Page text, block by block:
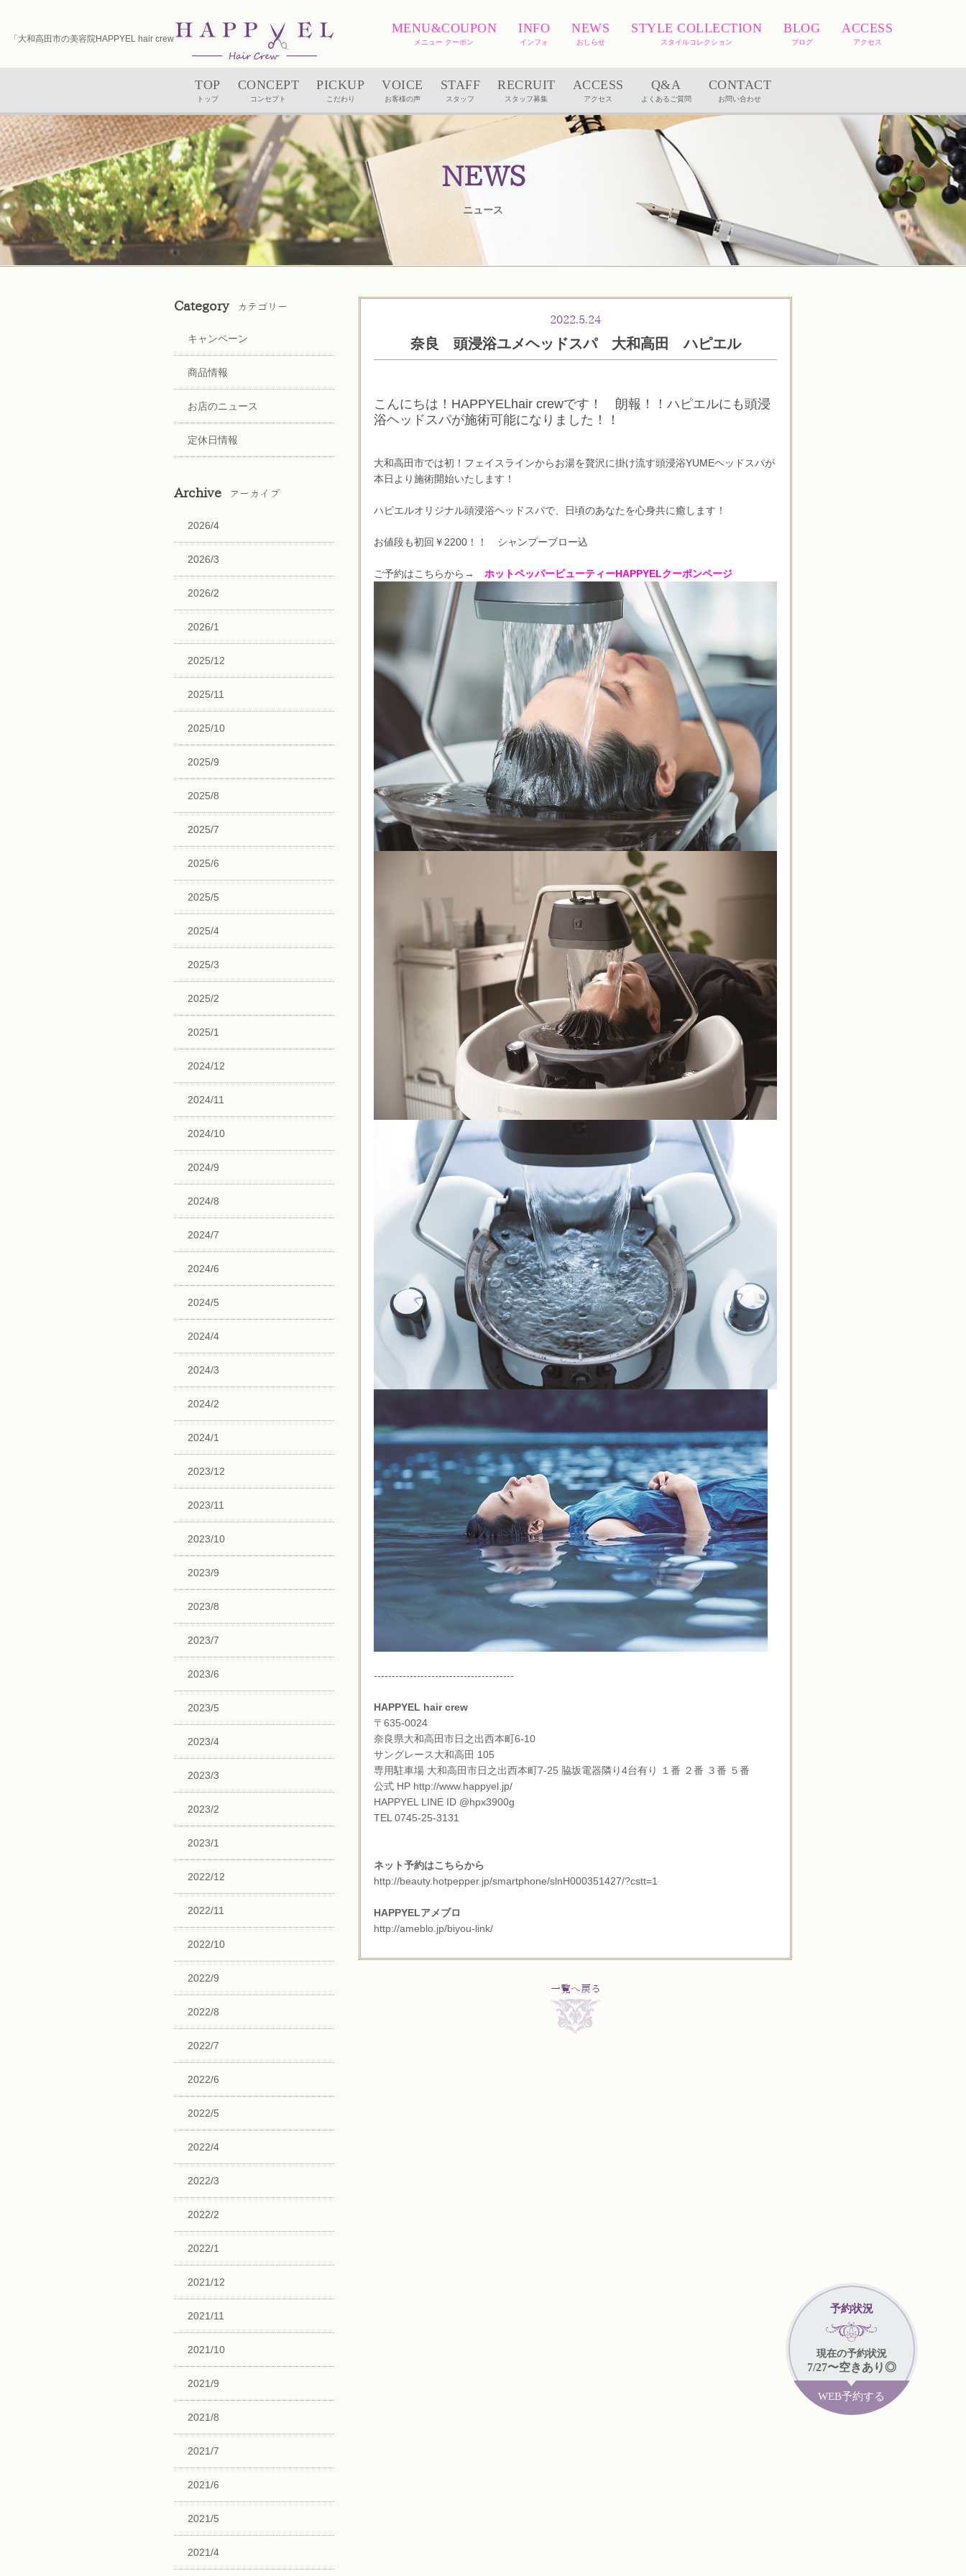
「大和高田市の美容院HAPPYEL hair crew（ハピエル）｜ユルルカヘッドスパ」
MENU&COUPON
メニュー クーポン
INFO
インフォ
NEWS
おしらせ
STYLE COLLECTION
スタイルコレクション
BLOG
ブログ
ACCESS
アクセス
TOP
トップ
CONCEPT
コンセプト
PICKUP
こだわり
VOICE
お客様の声
STAFF
スタッフ
RECRUIT
スタッフ募集
ACCESS
アクセス
Q&A
よくあるご質問
CONTACT
お問い合わせ
予約状況
現在の予約状況
7/27〜空きあり◎
WEB予約する
NEWS
ニュース
2022.5.24
奈良 頭浸浴ユメヘッドスパ 大和高田 ハピエル
こんにちは！HAPPYELhair crewです！ 朗報！！ハピエルにも頭浸
浴ヘッドスパが施術可能になりました！！
大和高田市では初！ フェイスラインからお湯を贅沢に掛け流す頭浸浴YUMEヘッドスパが
本日より施術開始いたします！
ハピエルオリジナル頭浸浴ヘッドスパで、 日頃のあなたを心身共に癒します！
お値段も初回￥2200！！ シャンプーブロー込
ご予約はこちらから→ ホットペッパービューティーHAPPYELクーポンページ
---------------------------------------
HAPPYEL hair crew
〒635-0024
奈良県大和高田市日之出西本町6-10
サングレース大和高田 105
専用駐車場 大和高田市日之出西本町7-25 脇坂電器隣り4台有り １番 ２番 ３番 ５番
公式 HP http://www.happyel.jp/
HAPPYEL LINE ID @hpx3900g
TEL 0745-25-3131
ネット予約はこちらから
http://beauty.hotpepper.jp/smartphone/slnH000351427/?cstt=1
HAPPYELアメブロ
http://ameblo.jp/biyou-link/
一覧へ戻る
Category カテゴリー
キャンペーン
商品情報
お店のニュース
定休日情報
Archive アーカイブ
2026/4
2026/3
2026/2
2026/1
2025/12
2025/11
2025/10
2025/9
2025/8
2025/7
2025/6
2025/5
2025/4
2025/3
2025/2
2025/1
2024/12
2024/11
2024/10
2024/9
2024/8
2024/7
2024/6
2024/5
2024/4
2024/3
2024/2
2024/1
2023/12
2023/11
2023/10
2023/9
2023/8
2023/7
2023/6
2023/5
2023/4
2023/3
2023/2
2023/1
2022/12
2022/11
2022/10
2022/9
2022/8
2022/7
2022/6
2022/5
2022/4
2022/3
2022/2
2022/1
2021/12
2021/11
2021/10
2021/9
2021/8
2021/7
2021/6
2021/5
2021/4